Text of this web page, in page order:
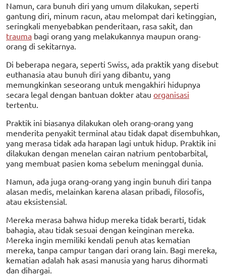
Namun, cara bunuh diri yang umum dilakukan, seperti
gantung diri, minum racun, atau melompat dari ketinggian,
seringkali menyebabkan penderitaan, rasa sakit, dan
trauma bagi orang yang melakukannya maupun orang-
orang di sekitarnya.
Di beberapa negara, seperti Swiss, ada praktik yang disebut
euthanasia atau bunuh diri yang dibantu, yang
memungkinkan seseorang untuk mengakhiri hidupnya
secara legal dengan bantuan dokter atau organisasi
tertentu.
Praktik ini biasanya dilakukan oleh orang-orang yang
menderita penyakit terminal atau tidak dapat disembuhkan,
yang merasa tidak ada harapan lagi untuk hidup. Praktik ini
dilakukan dengan menelan cairan natrium pentobarbital,
yang membuat pasien koma sebelum meninggal dunia.
Namun, ada juga orang-orang yang ingin bunuh diri tanpa
alasan medis, melainkan karena alasan pribadi, filosofis,
atau eksistensial.
Mereka merasa bahwa hidup mereka tidak berarti, tidak
bahagia, atau tidak sesuai dengan keinginan mereka.
Mereka ingin memiliki kendali penuh atas kematian
mereka, tanpa campur tangan dari orang lain. Bagi mereka,
kematian adalah hak asasi manusia yang harus dihormati
dan dihargai.